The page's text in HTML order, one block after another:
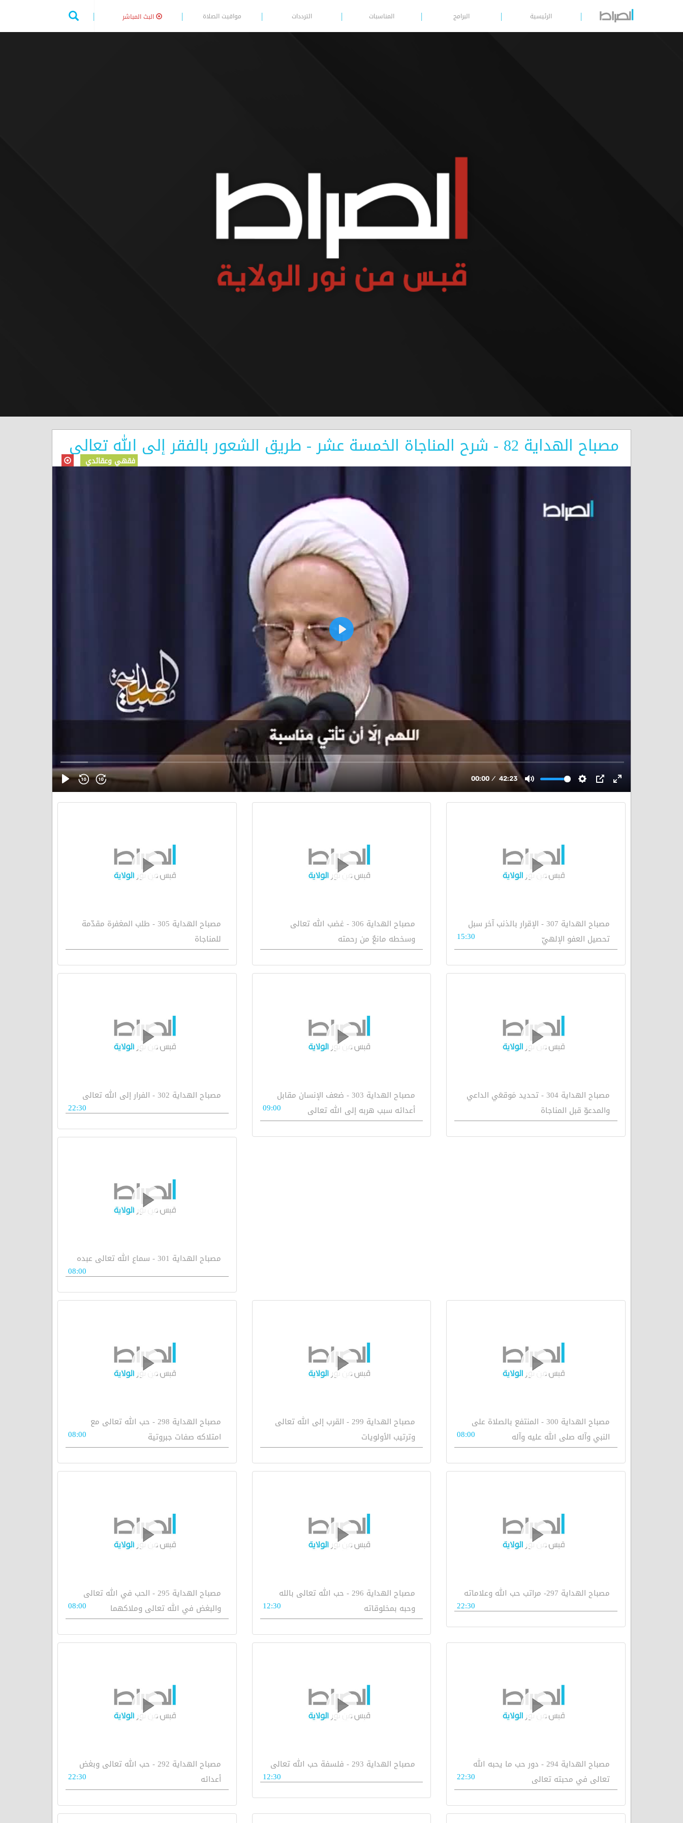
الرئيسية البرامج المناسبات الترددات مواقيت الصلاة البث المباشر
مصباح الهداية 82 - شرح المناجاة الخمسة عشر - طريق الشعور بالفقر إلى الله تعالى
فقهي وعقائدي
مصباح الهداية 307 - الإقرار بالذنب آخر سبل
تحصيل العفو الإلهيّ
15:30
مصباح الهداية 306 - غضب الله تعالى
وسخطه مانعٌ من رحمته
مصباح الهداية 305 - طلب المغفرة مقدّمة
للمناجاة
مصباح الهداية 304 - تحديد مَوقعَي الداعي
والمدعوّ قبل المناجاة
مصباح الهداية 303 - ضعف الإنسان مقابل
أعدائه سبب هربه إلى الله تعالى
09:00
مصباح الهداية 302 - الفرار إلى الله تعالى
22:30
مصباح الهداية 301 - سماع الله تعالى عبده
08:00
مصباح الهداية 300 - المنتفع بالصلاة على
النبي وآله صلى الله عليه وآله
08:00
مصباح الهداية 299 - القرب إلى الله تعالى
وترتيب الأولويات
مصباح الهداية 298 - حب الله تعالى مع
امتلاكه صفات جبروتية
08:00
مصباح الهداية 297- مراتب حب الله وعلاماته
22:30
مصباح الهداية 296 - حب الله تعالى بالله
وحبه بمخلوقاته
12:30
مصباح الهداية 295 - الحب في الله تعالى
والبغض في الله تعالى وملاكهما
08:00
مصباح الهداية 294 - دور حب ما يحبه الله
تعالى في محبته تعالى
22:30
مصباح الهداية 293 - فلسفة حب الله تعالى
12:30
مصباح الهداية 292 - حب الله تعالى وبغض
أعدائه
22:30